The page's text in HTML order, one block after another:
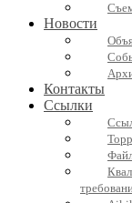
Новости
Контакты
Ссылки